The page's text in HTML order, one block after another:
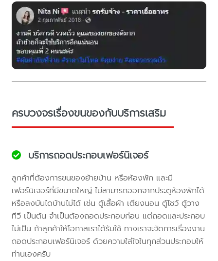
ครบวงจรเรื่องขนของกับบริการเสริม
บริการถอดประกอบเฟอร์นิเจอร์
ลูกค้าที่ต้องการขนของย้ายบ้าน หรือห้องพัก และมี
เฟอร์นิเจอร์ที่มีขนาดใหญ่ ไม่สามารถออกจากประตูห้องพักได้
หรือลงบันไดบ้านไม่ได้ เช่น ตู้เสื้อผ้า เตียงนอน ตู้โชว์ ตู้วาง
ทีวี เป็นต้น จำเป็นต้องถอดประกอบก่อน แต่ถอดและประกอบ
ไม่เป็น ถ้าลูกค้าให้โอกาสเราได้รับใช้ ทางเราจะจัดการเรื่องงาน
ถอดประกอบเฟอร์นิเจอร์ ด้วยความใส่ใจในทุกส่วนประกอบให้
ท่านเองครับ